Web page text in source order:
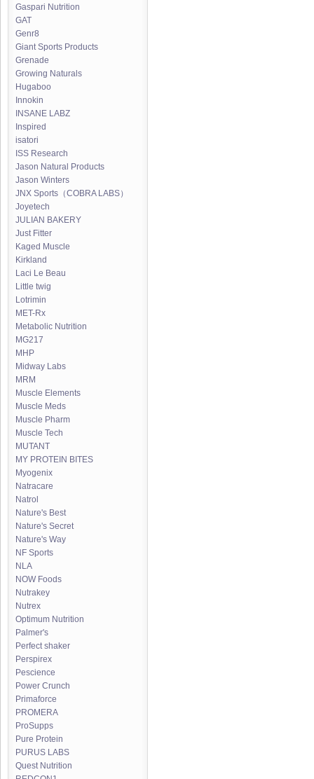
Gaspari Nutrition
GAT
Genr8
Giant Sports Products
Grenade
Growing Naturals
Hugaboo
Innokin
INSANE LABZ
Inspired
isatori
ISS Research
Jason Natural Products
Jason Winters
JNX Sports（COBRA LABS）
Joyetech
JULIAN BAKERY
Just Fitter
Kaged Muscle
Kirkland
Laci Le Beau
Little twig
Lotrimin
MET-Rx
Metabolic Nutrition
MG217
MHP
Midway Labs
MRM
Muscle Elements
Muscle Meds
Muscle Pharm
Muscle Tech
MUTANT
MY PROTEIN BITES
Myogenix
Natracare
Natrol
Nature's Best
Nature's Secret
Nature's Way
NF Sports
NLA
NOW Foods
Nutrakey
Nutrex
Optimum Nutrition
Palmer's
Perfect shaker
Perspirex
Pescience
Power Crunch
Primaforce
PROMERA
ProSupps
Pure Protein
PURUS LABS
Quest Nutrition